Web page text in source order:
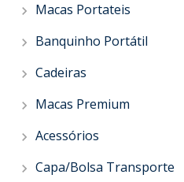
Macas Portateis
Banquinho Portátil
Cadeiras
Macas Premium
Acessórios
Capa/Bolsa Transporte